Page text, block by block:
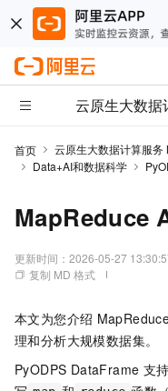
云原生大数据
首页 云原生大数据计算服务
Data+AI和数据科学
MapReduce
更新时间： 2026-05-27
复制 MD 格式
本文为您介绍
理和分析大规模数据集。
PyODPS DataFrame 支持